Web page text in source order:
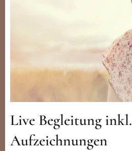
Live Begleitung inkl.
Aufzeichnungen